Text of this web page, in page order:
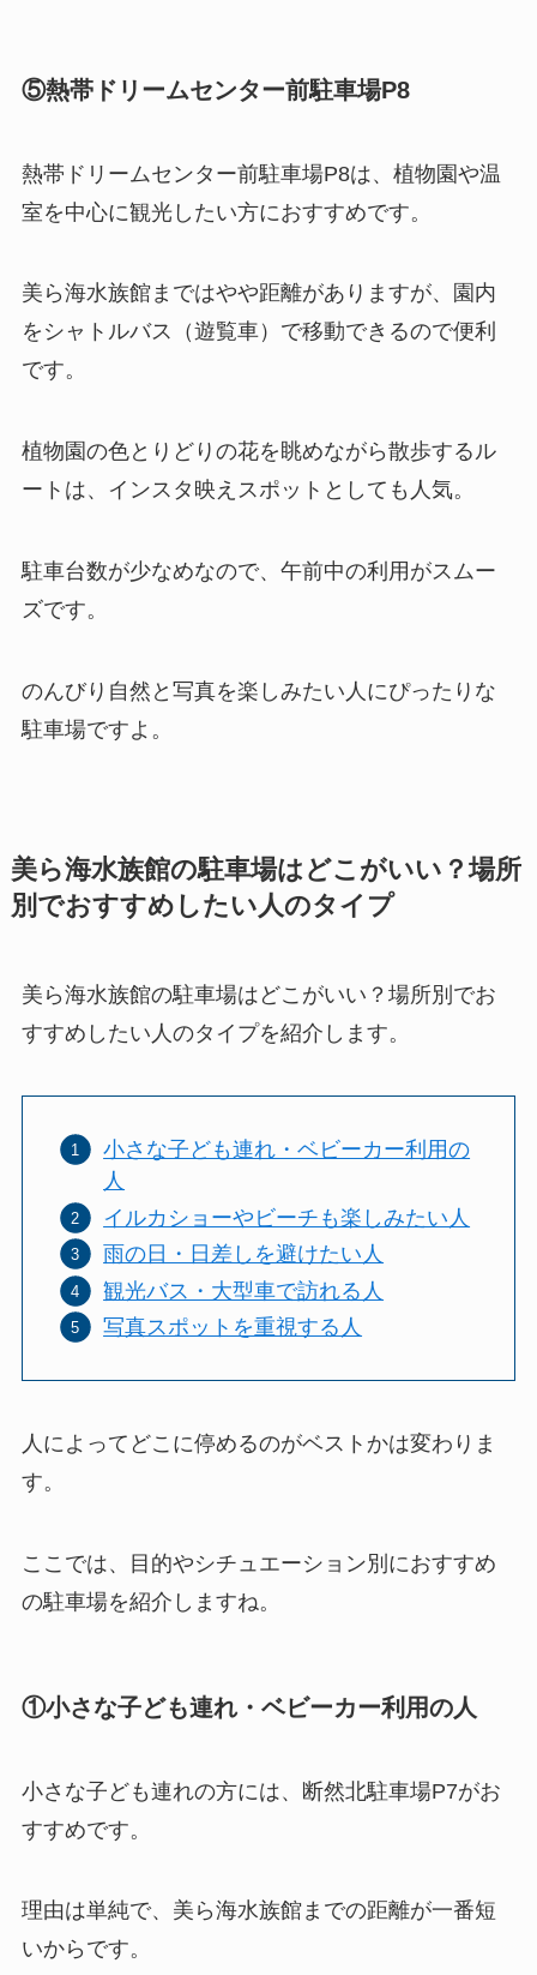
⑤熱帯ドリームセンター前駐車場P8
熱帯ドリームセンター前駐車場P8は、植物園や温
室を中心に観光したい方におすすめです。
美ら海水族館まではやや距離がありますが、園内
をシャトルバス（遊覧車）で移動できるので便利
です。
植物園の色とりどりの花を眺めながら散歩するル
ートは、インスタ映えスポットとしても人気。
駐車台数が少なめなので、午前中の利用がスムー
ズです。
のんびり自然と写真を楽しみたい人にぴったりな
駐車場ですよ。
美ら海水族館の駐車場はどこがいい？場所
別でおすすめしたい人のタイプ
美ら海水族館の駐車場はどこがいい？場所別でお
すすめしたい人のタイプを紹介します。
小さな子ども連れ・ベビーカー利用の
人
イルカショーやビーチも楽しみたい人
雨の日・日差しを避けたい人
観光バス・大型車で訪れる人
写真スポットを重視する人
人によってどこに停めるのがベストかは変わりま
す。
ここでは、目的やシチュエーション別におすすめ
の駐車場を紹介しますね。
①小さな子ども連れ・ベビーカー利用の人
小さな子ども連れの方には、断然北駐車場P7がお
すすめです。
理由は単純で、美ら海水族館までの距離が一番短
いからです。